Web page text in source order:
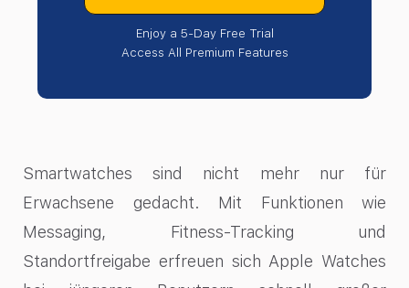
Enjoy a 5-Day Free Trial
Access All Premium Features
Smartwatches sind nicht mehr nur für
Erwachsene gedacht. Mit Funktionen wie
Messaging, Fitness-Tracking und
Standortfreigabe erfreuen sich Apple Watches